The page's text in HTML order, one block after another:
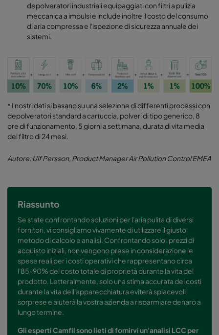
depolveratori industriali equipaggiati con filtri a pulizia
meccanica a impulsi e include inoltre il costo del consumo
di aria compressa e l'ispezione di sicurezza annuale dei
sistemi.
* I nostri dati si basano su una selezione di differenti processi con
depolveratori standard a cartuccia, polveri di tipo generico, 8
ore di funzionamento, 5 giorni a settimana, durata di vita media
del filtro di 24 mesi.
Autore: Ulf Persson, Product Manager Air Pollution Control EMEA
Riassunto
Se state confrontando soluzioni per l'aria pulita di diversi
fornitori, vi consigliamo vivamente di utilizzare il giusto
metodo di calcolo e analisi. Confrontando solo i prezzi di
acquisto iniziali, non vengono prese in considerazione le
spese reali per i costi operativi che rappresentano circa
l'85-90% del costo totale di proprietà durante la vita del
prodotto. Letteralmente, solo una stima accurata dei costi
durante la vita dell'apparecchiatura eviterà spiacevoli
sorprese e aiuterà la vostra azienda a risparmiare denaro a
lungo termine.
Gli esperti Camfil sono lieti di fornirvi un'analisi LCC per